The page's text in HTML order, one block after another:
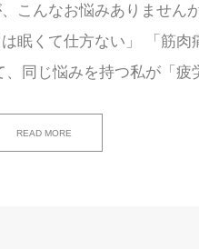
こんなお悩みありません
眠くて仕方ない」 「筋肉
同じ悩みを持つ私が「疲
READ MORE